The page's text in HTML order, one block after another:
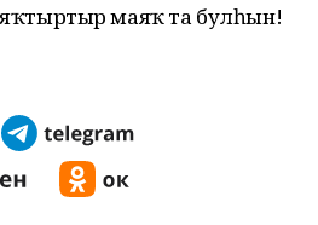
яҡтыртыр маяҡ та булһын!